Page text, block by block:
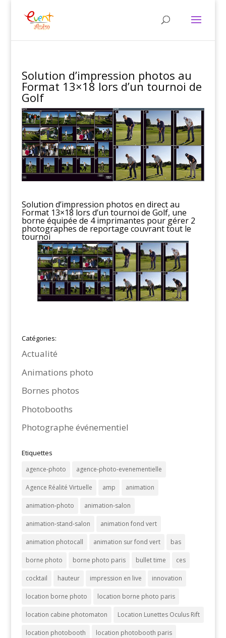
Solution d’impression photos au
Format 13×18 lors d’un tournoi de
Golf
Solution d’impression photos en direct au
Format 13×18 lors d’un tournoi de Golf, une
borne équipée de 4 imprimantes pour gérer 2
photographes de reportage couvrant tout le
tournoi
Catégories:
Actualité
Animations photo
Bornes photos
Photobooths
Photographe événementiel
Etiquettes
agence-photo agence-photo-evenementielle
Agence Réalité Virtuelle amp animation
animation-photo animation-salon
animation-stand-salon animation fond vert
animation photocall animation sur fond vert bas
borne photo borne photo paris bullet time ces
cocktail hauteur impression en live innovation
location borne photo location borne photo paris
location cabine photomaton Location Lunettes Oculus Rift
location photobooth location photobooth paris